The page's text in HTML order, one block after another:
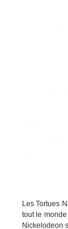
Les Tortues
tout le
Nickelodeon